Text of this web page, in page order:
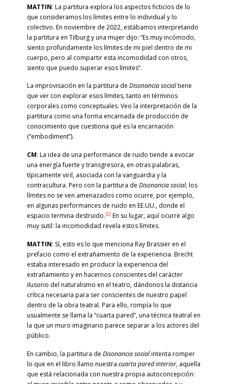
MATTIN: La partitura explora los aspectos ficticios de lo
que consideramos los límites entre lo individual y lo
colectivo. En noviembre de 2022, estábamos interpretando
la partitura en Tilburg y una mujer dijo: “Es muy incómodo,
siento profundamente los límites de mi piel dentro de mi
cuerpo, pero al compartir esta incomodidad con otros,
siento que puedo superar esos límites”.
La improvisación en la partitura de Disonancia socialtiene
que ver con explorar esos límites, tanto en términos
corporales como conceptuales. Veo la interpretación de la
partitura como una forma encarnada de producción de
conocimiento que cuestiona qué es la encarnación
(“embodiment”).
CM: La idea de una performance de ruido tiende a evocar
una energía fuerte y transgresora, en otras palabras,
típicamente viril, asociada con la vanguardia y la
contracultura. Pero con la partitura de Disonancia social, los
límites no se ven amenazados como ocurre, por ejemplo,
en algunas performances de ruido en EE.UU., donde el
espacio termina destruido.[2] En su lugar, aquí ocurre algo
muy sutil: la incomodidad revela estos límites.
MATTIN: Sí, esto es lo que menciona Ray Brassier en el
prefacio como el extrañamiento de la experiencia. Brecht
estaba interesado en producir la experiencia del
extrañamiento y en hacernos conscientes del carácter
ilusorio del naturalismo en el teatro, dándonos la distancia
crítica necesaria para ser conscientes de nuestro papel
dentro de la obra teatral. Para ello, rompía lo que
usualmente se llama la “cuarta pared”, una técnica teatral en
la que un muro imaginario parece separar a los actores del
público.
En cambio, la partitura de Disonancia socialintenta romper
lo que en el libro llamo nuestra cuarta pared interior, aquella
que está relacionada con nuestra propia autoconcepción: